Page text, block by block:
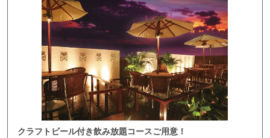
クラフトビール付き飲み放題コースご用意！